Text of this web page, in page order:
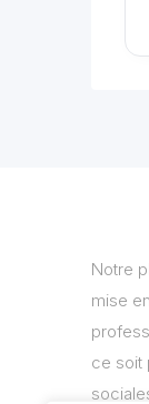
Notre
mise
ce soit